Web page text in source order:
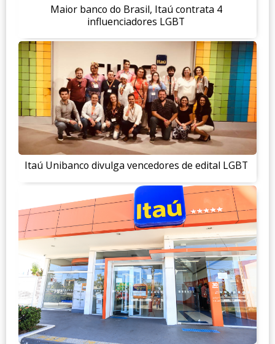
Maior banco do Brasil, Itaú contrata 4
influenciadores LGBT
Itaú Unibanco divulga vencedores de edital LGBT